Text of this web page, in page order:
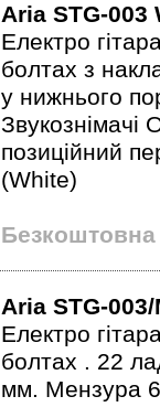
Aria STG-003
Електро
болтах з
у нижнього
позиційний
(White)
Безкоштовна
Aria STG-003/
Електро
болтах . 22
мм. Мензура